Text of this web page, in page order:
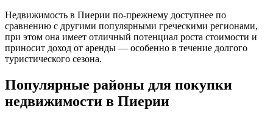
Недвижимость в Пиерии по-прежнему доступнее по
сравнению с другими популярными греческими регионами,
при этом она имеет отличный потенциал роста стоимости и
приносит доход от аренды — особенно в течение долгого
туристического сезона.
Популярные районы для покупки
недвижимости в Пиерии